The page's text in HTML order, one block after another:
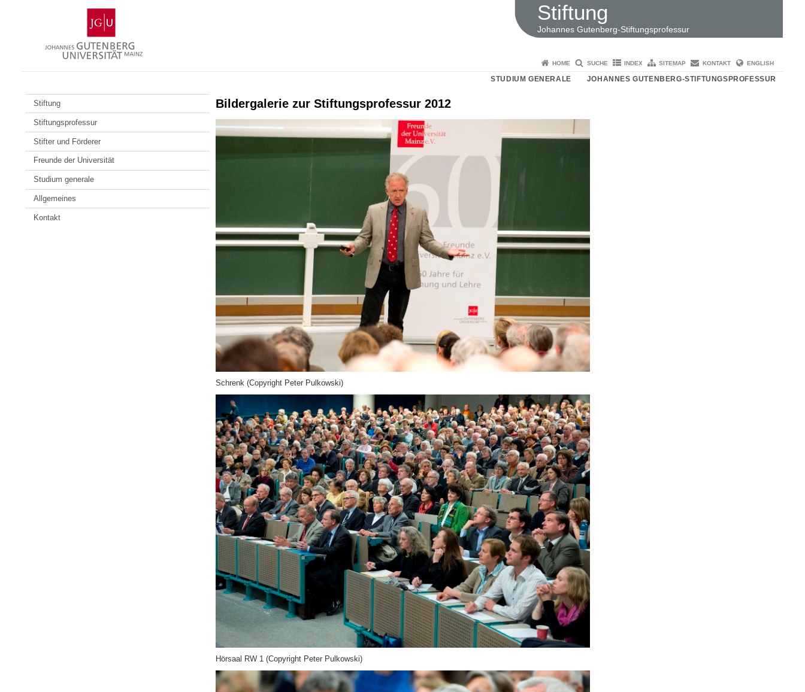
Gutenberg-
Universität
Mainz
Stiftung
Johannes Gutenberg-Stiftungsprofessur
HOME SUCHE INDEX SITEMAP KONTAKT ENGLISH
STUDIUM GENERALE JOHANNES GUTENBERG-STIFTUNGSPROFESSUR
Stiftung
Stiftungsprofessur
Stifter und Förderer
Freunde der Universität
Studium generale
Allgemeines
Kontakt
Bildergalerie zur Stiftungsprofessur 2012
Schrenk (Copyright Peter Pulkowski)
Hörsaal RW 1 (Copyright Peter Pulkowski)